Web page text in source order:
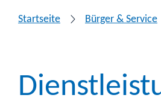
Startseite Bürger & Service